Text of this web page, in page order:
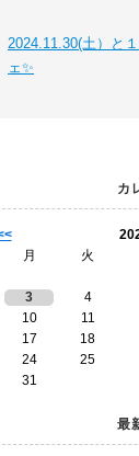
2024.11.30(土）と
ェ✨
カ
月 火
3 4
10 11
17 18
24 25
31
最